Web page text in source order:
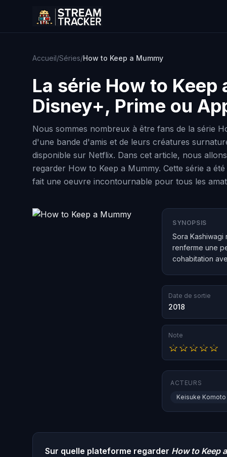
Accueil/Séries/How to Keep a Mummy
La série How to Keep
Disney+, Prime ou
Nous sommes nombreux à être fans de la série
d'une bande d'amis et de leurs créatures
disponible sur Netflix. Dans cet article, nous
regarder How to Keep a Mummy. Cette série a
fait une oeuvre incontournable pour tous les
SYNOPSIS
Sora
renferme une
cohabitation
Date de sortie
2018
Note
ACTEURS
Keisuke Komoto
Sur quelle plateforme regarder How to Keep